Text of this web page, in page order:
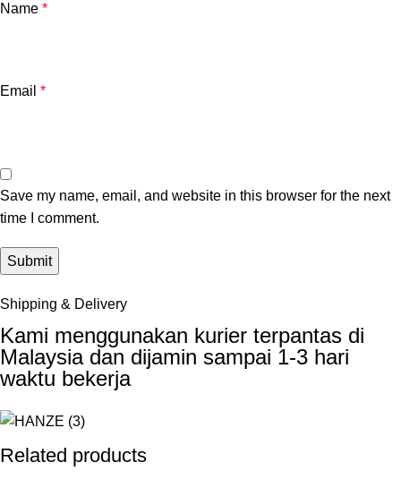
Name *
Email *
Save my name, email, and website in this browser for the next
time I comment.
Shipping & Delivery
Kami menggunakan kurier terpantas di
Malaysia dan dijamin sampai 1-3 hari
waktu bekerja
Related products